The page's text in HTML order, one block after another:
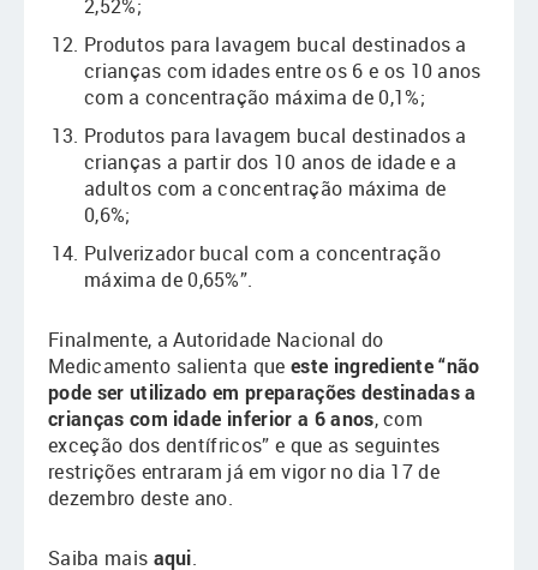
2,52%;
Produtos para lavagem bucal destinados a
crianças com idades entre os 6 e os 10 anos
com a concentração máxima de 0,1%;
Produtos para lavagem bucal destinados a
crianças a partir dos 10 anos de idade e a
adultos com a concentração máxima de
0,6%;
Pulverizador bucal com a concentração
máxima de 0,65%”.
Finalmente, a Autoridade Nacional do
Medicamento salienta queeste ingrediente “não
pode ser utilizado em preparações destinadas a
crianças com idade inferior a 6 anos, com
exceção dos dentífricos” e que as seguintes
restrições entraram já em vigor no dia 17 de
dezembro deste ano.
Saiba mais aqui.